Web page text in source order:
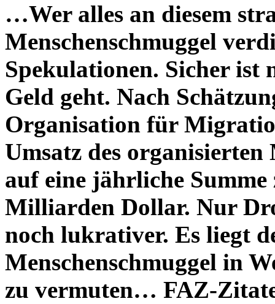
…Wer alles an diesem
Menschenschmuggel
Spekulationen. Sicher ist
Geld geht. Nach
Organisation für
Umsatz des organisierten
auf eine jährliche
Milliarden Dollar. Nur
noch lukrativer. Es liegt
Menschenschmuggel in
zu vermuten… FAZ-